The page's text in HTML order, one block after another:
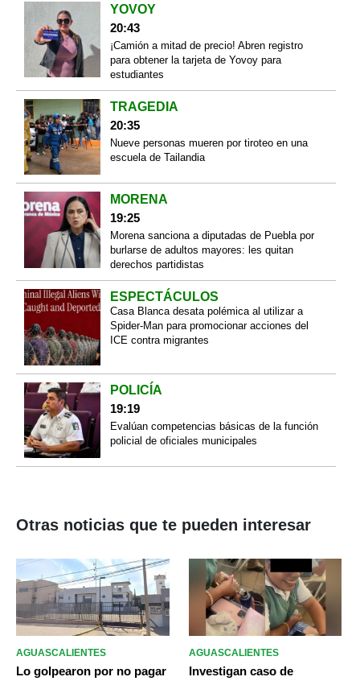
YOVOY
20:43
¡Camión a mitad de precio! Abren registro
para obtener la tarjeta de Yovoy para
estudiantes
TRAGEDIA
20:35
Nueve personas mueren por tiroteo en una
escuela de Tailandia
MORENA
19:25
Morena sanciona a diputadas de Puebla por
burlarse de adultos mayores: les quitan
derechos partidistas
ESPECTÁCULOS
Casa Blanca desata polémica al utilizar a
Spider-Man para promocionar acciones del
ICE contra migrantes
POLICÍA
19:19
Evalúan competencias básicas de la función
policial de oficiales municipales
Otras noticias que te pueden interesar
AGUASCALIENTES
Lo golpearon por no pagar
AGUASCALIENTES
Investigan caso de